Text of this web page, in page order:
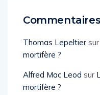
Thomas Lepeltier sur
mortifère ?
Alfred Mac Leod sur
mortifère ?